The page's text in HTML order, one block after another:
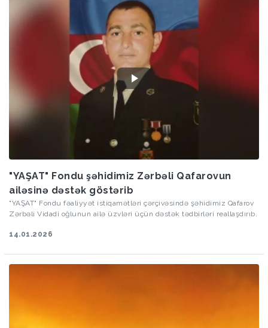
"YAŞAT" Fondu şəhidimiz Zərbəli Qafarovun
ailəsinə dəstək göstərib
"YAŞAT" Fondu fəaliyyət istiqamətləri çərçivəsində şəhidimiz Qafarov
Zərbəli Vidadi oğlunun ailə üzvləri üçün dəstək tədbirləri reallaşdırıb.
14.01.2026